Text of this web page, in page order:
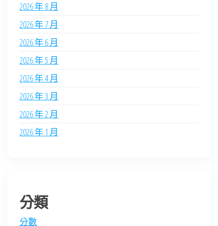
2026 年 8 月
2026 年 7 月
2026 年 6 月
2026 年 5 月
2026 年 4 月
2026 年 3 月
2026 年 2 月
2026 年 1 月
分類
分數